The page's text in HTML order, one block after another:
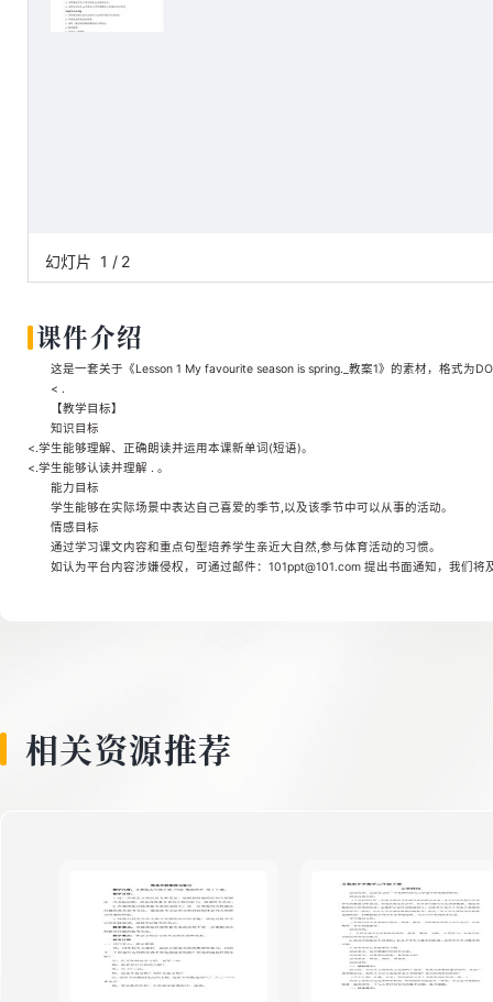
幻灯片 1 / 2
课件介绍
这是一套关于《Lesson 1 My favourite season is spring._教案1》的素材，格式为
< .
【教学目标】
知识目标
<.学生能够理解、正确朗读并运用本课新单词(短语)。
<.学生能够认读并理解 . 。
能力目标
学生能够在实际场景中表达自己喜爱的季节,以及该季节中可以从事的活动。
情感目标
通过学习课文内容和重点句型培养学生亲近大自然,参与体育活动的习惯。
如认为平台内容涉嫌侵权，可通过邮件：101ppt@101.com 提出书面通知，我们将
相关资源推荐